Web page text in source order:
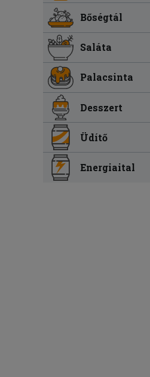
Bőségtál
Saláta
Palacsinta
Desszert
Üdítő
Energiaital